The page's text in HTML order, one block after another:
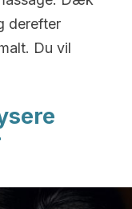
derefter
Du vil